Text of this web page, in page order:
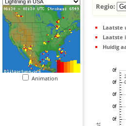
Animation
Regio:
Laatste
Laatste
Huidig